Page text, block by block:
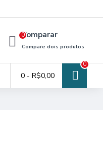
Comparar
Compare dois produtos
0
0 - R$0,00
0